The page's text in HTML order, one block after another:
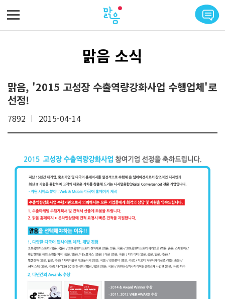
맑음 소식
맑음, '2015 고성장 수출역량강화사업 수행업체'로
선정!
7892 2015-04-14